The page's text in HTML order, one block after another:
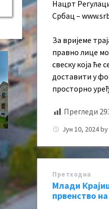
Нацрт
Србац –
За вријеме
правно лице
свеску која ће
доставити у
просторно
Прегледи
Јун 10, 2024by
Претходна
Млади
првенство